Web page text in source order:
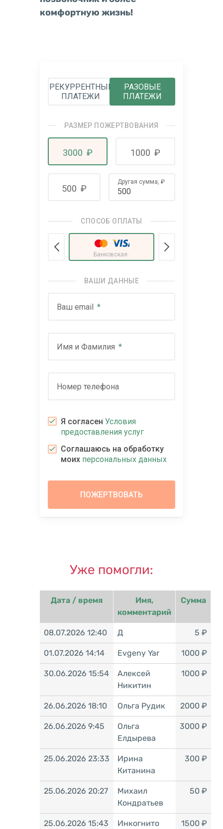
комфортную жизнь!
РЕКУРРЕНТНЫЕ
ПЛАТЕЖИ
РАЗОВЫЕ
ПЛАТЕЖИ
РАЗМЕР ПОЖЕРТВОВАНИЯ
3000 ₽ 1000 ₽
500 ₽
Другая сумма, ₽
СПОСОБ ОПЛАТЫ
Банковская карта
ВАШИ ДАННЫЕ
Ваш email
Имя и Фамилия
Номер телефона
Я согласен Условия
предоставления услуг
Соглашаюсь на обработку
моих персональных данных
Уже помогли:
Дата / время
Имя,
комментарий
Сумма
08.07.2026 12:40 Д 5 ₽
01.07.2026 14:14 Evgeny Yar 1000 ₽
30.06.2026 15:54
Алексей
Никитин
1000 ₽
26.06.2026 18:10 Ольга Рудик 2000 ₽
26.06.2026 9:45
Ольга
Елдырева
3000 ₽
25.06.2026 23:33
Ирина
Китанина
300 ₽
25.06.2026 20:27
Михаил
Кондратьев
50 ₽
25.06.2026 15:43 Инкогнито 1500 ₽